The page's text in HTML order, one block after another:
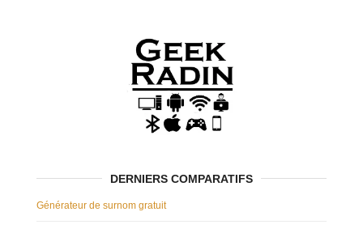
DERNIERS COMPARATIFS
Générateur de surnom gratuit